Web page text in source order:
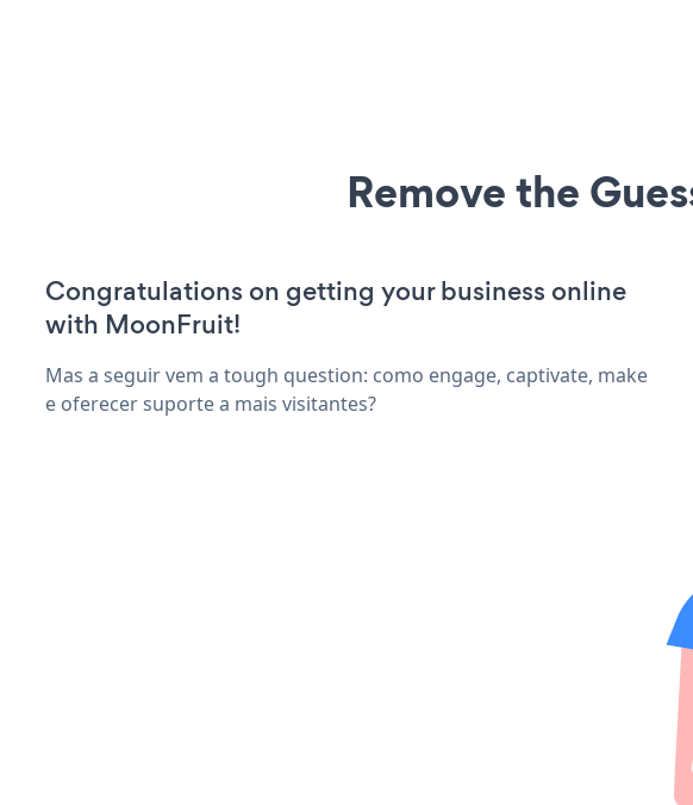
Remove the
Congratulations on getting your business online
with MoonFruit!
Mas a seguir vem a tough question: como engage, captivate, make
e oferecer suporte a mais visitantes?